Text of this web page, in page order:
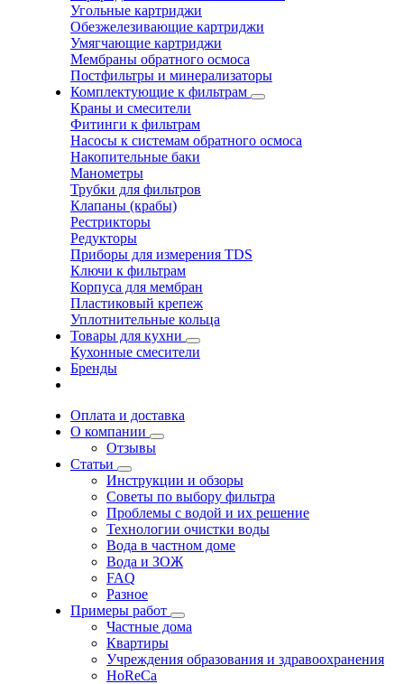
Угольные картриджи
Обезжелезивающие картриджи
Умягчающие картриджи
Мембраны обратного осмоса
Постфильтры и минерализаторы
Комплектующие к фильтрам
Краны и смесители
Фитинги к фильтрам
Насосы к системам обратного осмоса
Накопительные баки
Манометры
Трубки для фильтров
Клапаны (крабы)
Рестрикторы
Редукторы
Приборы для измерения TDS
Ключи к фильтрам
Корпуса для мембран
Пластиковый крепеж
Уплотнительные кольца
Товары для кухни
Кухонные смесители
Бренды
Оплата и доставка
О компании
Отзывы
Статьи
Инструкции и обзоры
Советы по выбору фильтра
Проблемы с водой и их решение
Технологии очистки воды
Вода в частном доме
Вода и ЗОЖ
FAQ
Разное
Примеры работ
Частные дома
Квартиры
Учреждения образования и здравоохранения
HoReCa